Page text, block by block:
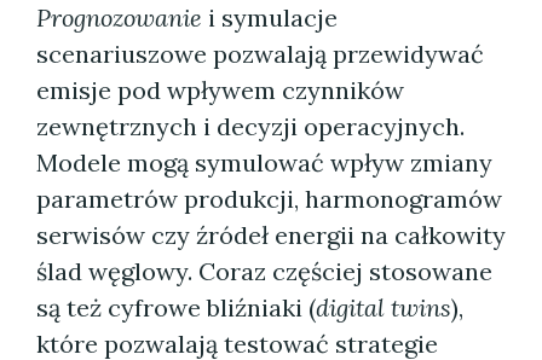
Prognozowanie i symulacje
scenariuszowe pozwalają przewidywać
emisje pod wpływem czynników
zewnętrznych i decyzji operacyjnych.
Modele mogą symulować wpływ zmiany
parametrów produkcji, harmonogramów
serwisów czy źródeł energii na całkowity
ślad węglowy. Coraz częściej stosowane
są też cyfrowe bliźniaki (digital twins),
które pozwalają testować strategie